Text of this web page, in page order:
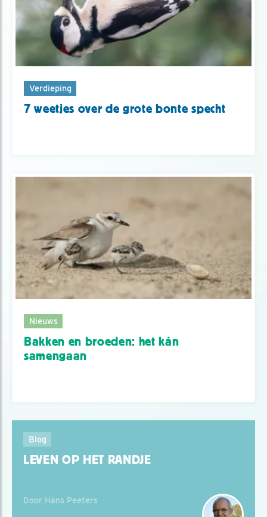
Verdieping
7 weetjes over de grote bonte specht
Nieuws
Bakken en broeden: het kán
samengaan
Blog
LEVEN OP HET RANDJE
Door Hans Peeters